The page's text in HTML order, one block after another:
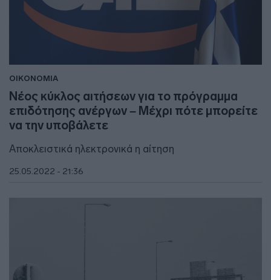
ΟΙΚΟΝΟΜΙΑ
Νέος κύκλος αιτήσεων για το πρόγραμμα
επιδότησης ανέργων – Μέχρι πότε μπορείτε
να την υποβάλετε
Αποκλειστικά ηλεκτρονικά η αίτηση
25.05.2022 - 21:36